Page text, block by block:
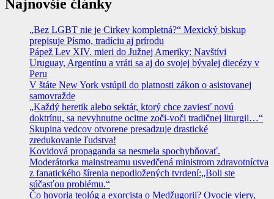
Najnovšie články
„Bez LGBT nie je Cirkev kompletná?“ Mexický biskup
prepisuje Písmo, tradíciu aj prírodu
Pápež Lev XIV. mieri do Južnej Ameriky: Navštívi
Uruguay, Argentínu a vráti sa aj do svojej bývalej diecézy v
Peru
V štáte New York vstúpil do platnosti zákon o asistovanej
samovražde
„Každý heretik alebo sektár, ktorý chce zaviesť novú
doktrínu, sa nevyhnutne ocitne zoči-voči tradičnej liturgii…“
Skupina vedcov otvorene presadzuje drastické
zredukovanie ľudstva!
Kovidová propaganda sa nesmela spochybňovať.
Moderátorka mainstreamu usvedčená ministrom zdravotníctva
z fanatického šírenia nepodložených tvrdení:„Boli ste
súčasťou problému.“
Čo hovoria teológ a exorcista o Medžugorii? Ovocie viery,